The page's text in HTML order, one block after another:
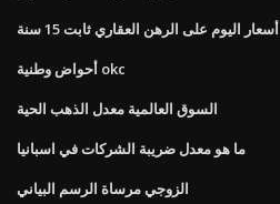
أسعار اليوم على الرهن العقاري ثابت 15 سنة
أحواض وطنية okc
السوق العالمية معدل الذهب الحية
ما هو معدل ضريبة الشركات في اسبانيا
الزوجي مرساة الرسم البياني